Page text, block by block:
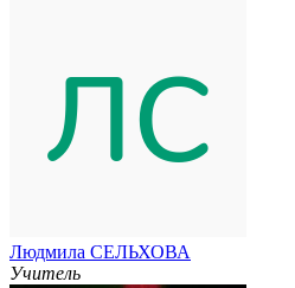
Людмила СЕЛЬХОВА
Учитель